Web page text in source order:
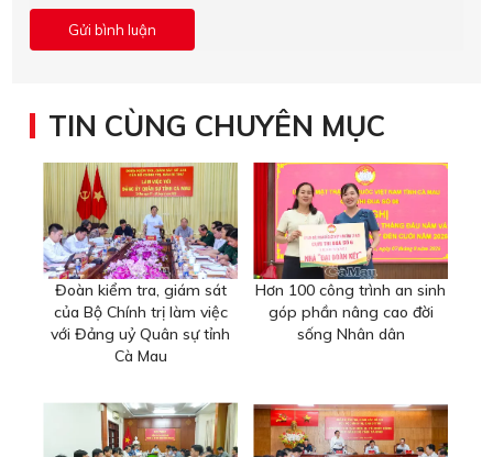
TIN CÙNG CHUYÊN MỤC
Đoàn kiểm tra, giám sát
của Bộ Chính trị làm việc
với Đảng uỷ Quân sự tỉnh
Cà Mau
Hơn 100 công trình an sinh
góp phần nâng cao đời
sống Nhân dân